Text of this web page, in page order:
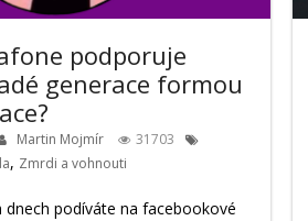
podporuje
generace formou
Martin Mojmír
31703
, Zmrdi a vohnouti
dnech podíváte na facebookové